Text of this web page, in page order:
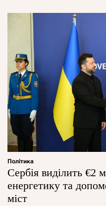
Політика
Сербія виділить €2
енергетику та
міст